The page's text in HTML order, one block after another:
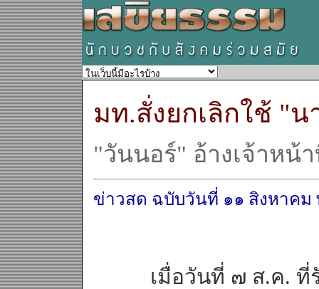
มท.สั่งยกเลิกใช้ "
"วันนอร์" อ้างเจ้าหน้
ข่าวสด ฉบับวันที่ ๑๑ สิงหาค
เมื่อวันที่ ๗ ส.ค. ที่รัฐ